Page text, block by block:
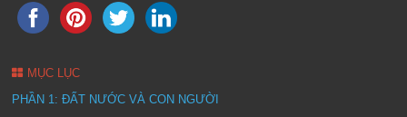
MỤC LỤC
PHẦN 1: ĐẤT NƯỚC VÀ CON NGƯỜI